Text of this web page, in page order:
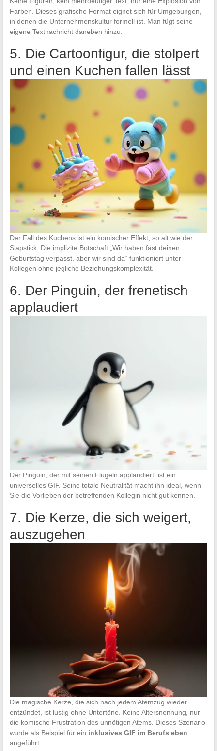
Farben. Dieses grafische Format eignet sich für Umgebungen,
in denen die Unternehmenskultur formell ist. Man fügt seine
eigene Textnachricht daneben hinzu.
5. Die Cartoonfigur, die stolpert
und einen Kuchen fallen lässt
Der Fall des Kuchens ist ein komischer Effekt, so alt wie der
Slapstick. Die implizite Botschaft „Wir haben fast deinen
Geburtstag verpasst, aber wir sind da“ funktioniert unter
Kollegen ohne jegliche Beziehungskomplexität.
6. Der Pinguin, der frenetisch
applaudiert
Der Pinguin, der mit seinen Flügeln applaudiert, ist ein
universelles GIF. Seine totale Neutralität macht ihn ideal, wenn
Sie die Vorlieben der betreffenden Kollegin nicht gut kennen.
7. Die Kerze, die sich weigert,
auszugehen
Die magische Kerze, die sich nach jedem Atemzug wieder
entzündet, ist lustig ohne Untertöne. Keine Altersnennung, nur
die komische Frustration des unnötigen Atems. Dieses Szenario
wurde als Beispiel für ein inklusives GIF im Berufsleben
angeführt.